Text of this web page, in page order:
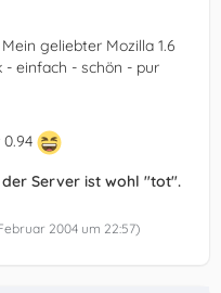
geliebter Mozilla 1.6
- einfach - schön - pur
der Server ist wohl "tot".
2004 um 22:57)